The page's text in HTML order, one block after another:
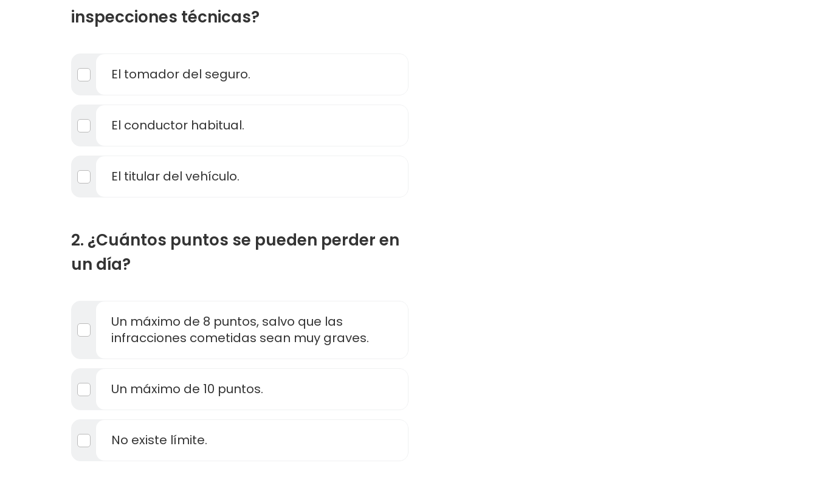
inspecciones técnicas?
El tomador del seguro.
El conductor habitual.
El titular del vehículo.
2. ¿Cuántos puntos se pueden perder en
un día?
Un máximo de 8 puntos, salvo que las
infracciones cometidas sean muy graves.
Un máximo de 10 puntos.
No existe límite.